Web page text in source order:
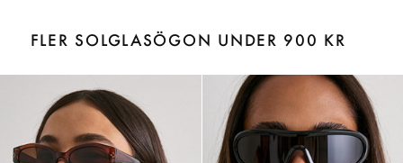
FLER SOLGLASÖGON UNDER 900 KR